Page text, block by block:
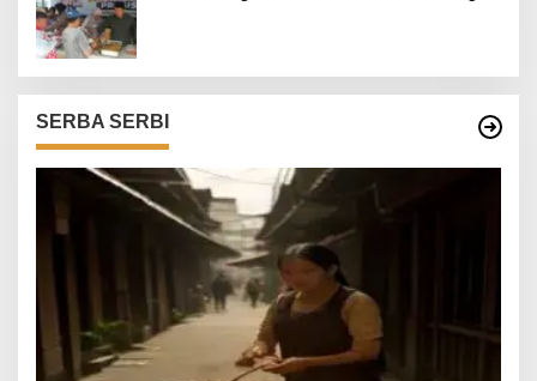
SERBA SERBI